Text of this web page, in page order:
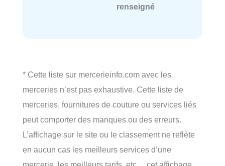
renseigné
* Cette liste sur mercerieinfo.com avec les
merceries n’est pas exhaustive. Cette liste de
merceries, fournitures de couture ou services liés
peut comporter des manques ou des erreurs.
L’affichage sur le site ou le classement ne reflète
en aucun cas les meilleurs services d’une